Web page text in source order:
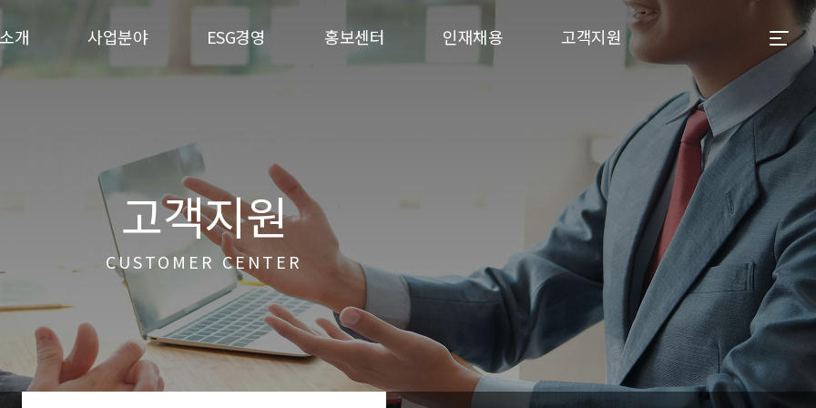
개 사업분야 ESG경영 홍보센터 인재채용 고객지원
고객지원
CUSTOMER CENTER